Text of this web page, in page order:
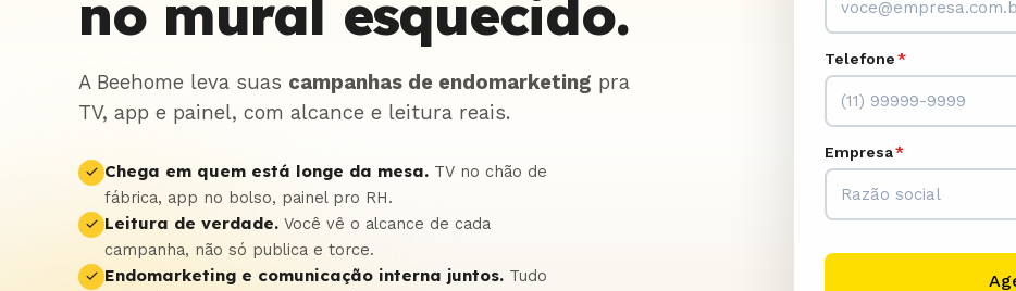
no mural esquecido.
A Beehome leva suas campanhas de endomarketing pra
TV, app e painel, com alcance e leitura reais.
Chega em quem está longe da mesa. TV no chão de
fábrica, app no bolso, painel pro RH.
Leitura de verdade. Você vê o alcance de cada
campanha, não só publica e torce.
Endomarketing e comunicação interna juntos. Tudo
Telefone*
Empresa*